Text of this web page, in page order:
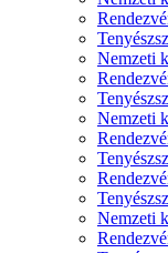
Nemzeti
Nemzeti
Nemzeti